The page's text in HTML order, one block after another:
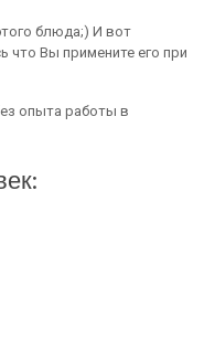
блюда;) И вот
что Вы примените его при
опыта работы в